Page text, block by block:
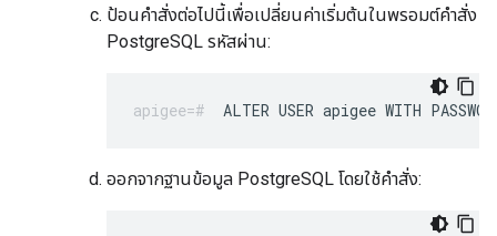
ป้อนคำสั่งต่อไปนี้เพื่อเปลี่ยนค่าเริ่มต้นในพรอมต์คำสั่ง
PostgreSQL รหัสผ่าน:
ALTER USER apigee WITH
ออกจากฐานข้อมูล PostgreSQL โดยใช้คำสั่ง: